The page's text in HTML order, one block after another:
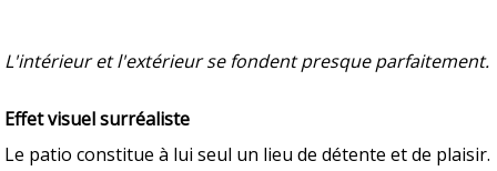
L'intérieur et l'extérieur se fondent presque parfaitement.
Effet visuel surréaliste
Le patio constitue à lui seul un lieu de détente et de plaisir.